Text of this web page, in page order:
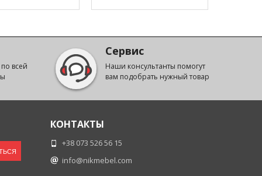
всей
Сервис
Наши консультанты помогут
вам подобрать нужный товар
КОНТАКТЫ
+38 073 526 56 15
info@nikmebel.com